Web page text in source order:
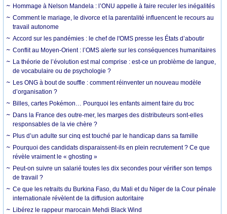
Hommage à Nelson Mandela : l’ONU appelle à faire reculer les inégalités
Comment le mariage, le divorce et la parentalité influencent le recours au
travail autonome
Accord sur les pandémies : le chef de l'OMS presse les États d’aboutir
Conflit au Moyen-Orient : l’OMS alerte sur les conséquences humanitaires
La théorie de l’évolution est mal comprise : est-ce un problème de langue,
de vocabulaire ou de psychologie ?
Les ONG à bout de souffle : comment réinventer un nouveau modèle
d’organisation ?
Billes, cartes Pokémon… Pourquoi les enfants aiment faire du troc
Dans la France des outre-mer, les marges des distributeurs sont-elles
responsables de la vie chère ?
Plus d’un adulte sur cinq est touché par le handicap dans sa famille
Pourquoi des candidats disparaissent-ils en plein recrutement ? Ce que
révèle vraiment le « ghosting »
Peut-on suivre un salarié toutes les dix secondes pour vérifier son temps
de travail ?
Ce que les retraits du Burkina Faso, du Mali et du Niger de la Cour pénale
internationale révèlent de la diffusion autoritaire
Libérez le rappeur marocain Mehdi Black Wind